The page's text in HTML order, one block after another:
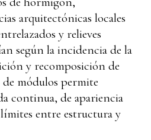
arquitectónicas locales
y relieves
según la incidencia de la
y recomposición de
módulos permite
continua, de apariencia
entre estructura y